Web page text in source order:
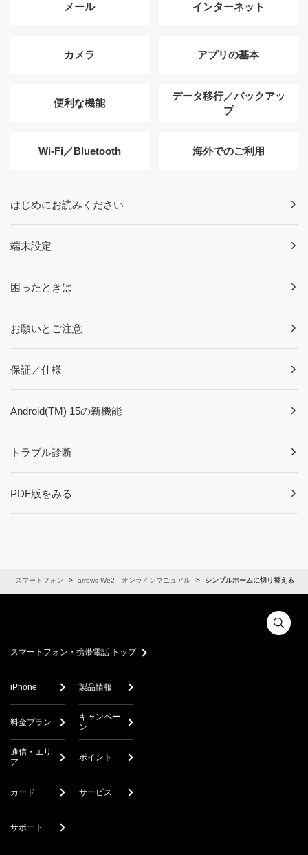
メール インターネット
カメラ アプリの基本
便利な機能
データ移行／バックアッ
プ
Wi-Fi／Bluetooth 海外でのご利用
はじめにお読みください
端末設定
困ったときは
お願いとご注意
保証／仕様
Android(TM) 15の新機能
トラブル診断
PDF版をみる
スマートフォン arrows We2 オンラインマニュアル シンプルホームに切り替える
スマートフォン・携帯電話 トップ
iPhone 製品情報
料金プラン
キャンペー
ン
通信・エリ
ア
ポイント
カード サービス
サポート